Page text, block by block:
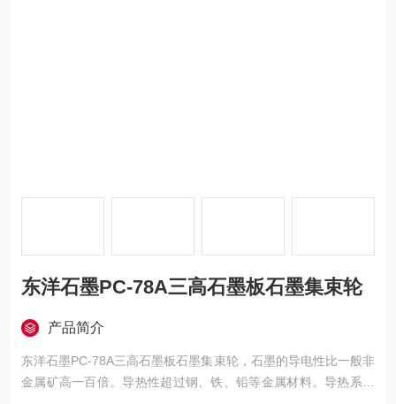
东洋石墨PC-78A三高石墨板石墨集束轮
产品简介
东洋石墨PC-78A三高石墨板石墨集束轮，石墨的导电性比一般非
金属矿高一百倍。导热性超过钢、铁、铅等金属材料。导热系数